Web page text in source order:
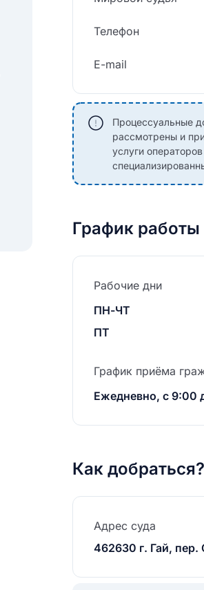
Телефон
E-mail
Процессуальные
рассмотрены и
услуги
График работы
Рабочие дни
ПН-ЧТ
ПТ
График приёма
Ежедневно, с 9:00
Как добраться?
Адрес суда
462630 г. Гай, пер.